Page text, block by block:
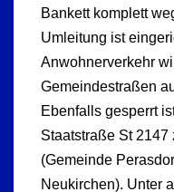
Bankett komplett
Umleitung ist
Anwohnerverkehr
Gemeindestraßen
Ebenfalls gesperrt
Staatstraße St
(Gemeinde
Neukirchen). Unter